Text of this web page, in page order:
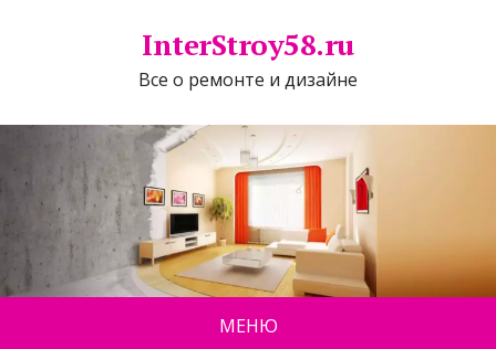
InterStroy58.ru
Все о ремонте и дизайне
МЕНЮ